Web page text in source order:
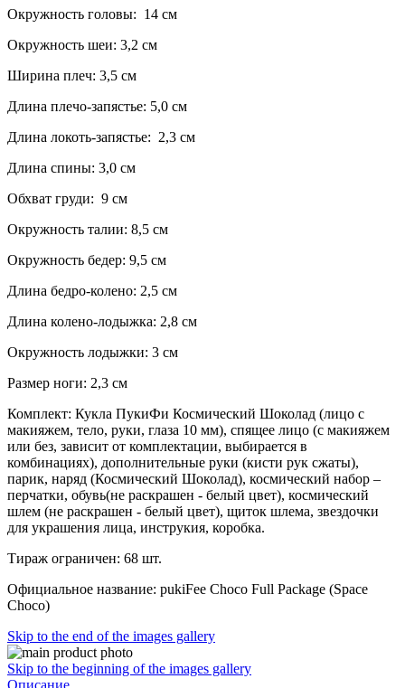
Окружность головы: 14 см
Окружность шеи: 3,2 см
Ширина плеч: 3,5 см
Длина плечо-запястье: 5,0 см
Длина локоть-запястье: 2,3 см
Длина спины: 3,0 см
Обхват груди: 9 см
Окружность талии: 8,5 см
Окружность бедер: 9,5 см
Длина бедро-колено: 2,5 см
Длина колено-лодыжка: 2,8 см
Окружность лодыжки: 3 см
Размер ноги: 2,3 см
Комплект: Кукла ПукиФи Космический Шоколад (лицо с
макияжем, тело, руки, глаза 10 мм), спящее лицо (с макияжем
или без, зависит от комплектации, выбирается в
комбинациях), дополнительные руки (кисти рук сжаты),
парик, наряд (Космический Шоколад), космический набор –
перчатки, обувь(не раскрашен - белый цвет), космический
шлем (не раскрашен - белый цвет), щиток шлема, звездочки
для украшения лица, инструкия, коробка.
Тираж ограничен: 68 шт.
Официальное название: pukiFee Choco Full Package (Space
Choco)
Skip to the end of the images gallery
Skip to the beginning of the images gallery
Описание